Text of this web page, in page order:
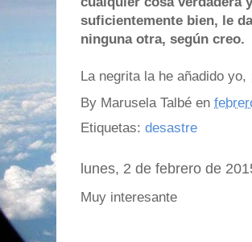
suficientemente bien, le
ninguna otra, según creo.
La negrita la he añadido yo,
By Marusela Talbé en
Etiquetas: desastre
lunes, 2 de febrero de
Muy interesante